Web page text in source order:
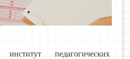
институт педагогических